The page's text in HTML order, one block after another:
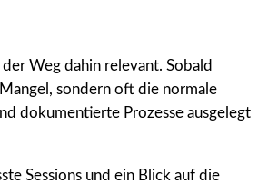
Weg dahin relevant. Sobald
sondern oft die normale
dokumentierte Prozesse ausgelegt
Sessions und ein Blick auf die